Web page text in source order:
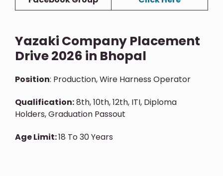
Yazaki Company Placement
Drive 2026 in Bhopal
Position: Production, Wire Harness Operator
Qualification:8th, 10th, 12th, ITI, Diploma
Holders, Graduation Passout
Age Limit:18 To 30 Years